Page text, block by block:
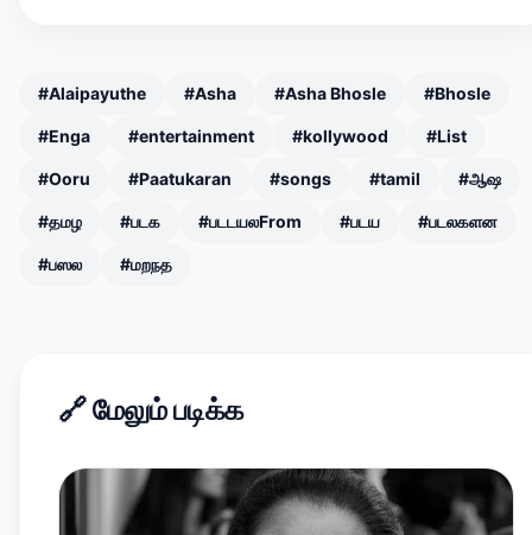
#Alaipayuthe #Asha #Asha Bhosle #Bhosle
#Enga #entertainment #kollywood #List
#Ooru #Paatukaran #songs #tamil #ஆஷ
#தமழ #படக #படடயலFrom #படய #படலகளன
#பஸல #மறநத
🔗மேலும் படிக்க